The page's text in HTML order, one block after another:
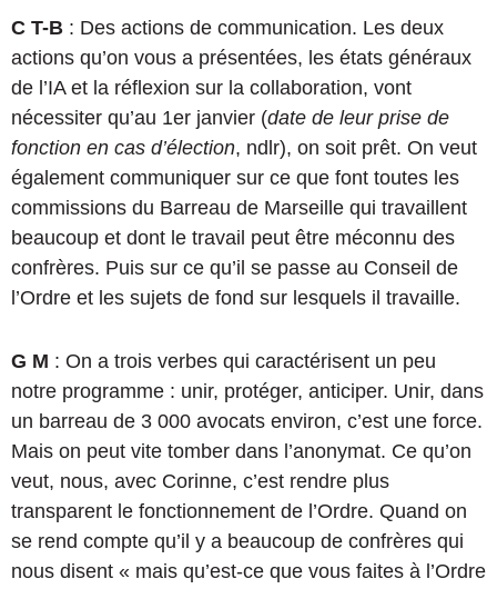
C T-B : Des actions de communication. Les deux
actions qu’on vous a présentées, les états généraux
de l’IA et la réflexion sur la collaboration, vont
nécessiter qu’au 1er janvier (date de leur prise de
fonction en cas d’élection, ndlr), on soit prêt. On veut
également communiquer sur ce que font toutes les
commissions du Barreau de Marseille qui travaillent
beaucoup et dont le travail peut être méconnu des
confrères. Puis sur ce qu’il se passe au Conseil de
l’Ordre et les sujets de fond sur lesquels il travaille.
G M : On a trois verbes qui caractérisent un peu
notre programme : unir, protéger, anticiper. Unir, dans
un barreau de 3 000 avocats environ, c’est une force.
Mais on peut vite tomber dans l’anonymat. Ce qu’on
veut, nous, avec Corinne, c’est rendre plus
transparent le fonctionnement de l’Ordre. Quand on
se rend compte qu’il y a beaucoup de confrères qui
nous disent « mais qu’est-ce que vous faites à l’Ordre